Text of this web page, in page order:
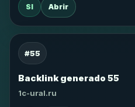
SI Abrir
#55
Backlink generado 55
1c-ural.ru